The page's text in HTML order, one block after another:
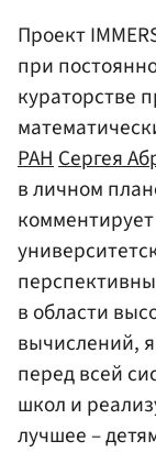
Проект
при
кураторстве
РАНСергея
в личном
в области
вычислений,
перед всей
школ и
лучшее –